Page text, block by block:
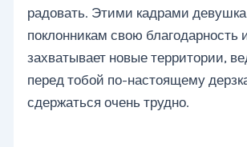
радовать. Этими кадрами
поклонникам свою благодарность
захватывает новые территории,
перед тобой по-настоящему
сдержаться очень трудно.